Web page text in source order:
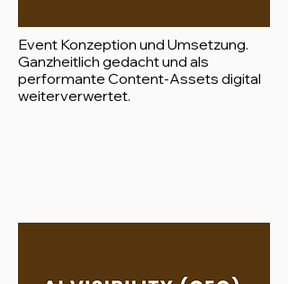
Event Konzeption und Umsetzung.
Ganzheitlich gedacht und als
performante Content-Assets digital
weiterverwertet.